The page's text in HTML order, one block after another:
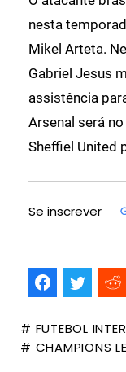
nesta
Mikel Arteta.
Gabriel Jesus
assistência
Arsenal será
Sheffiel United
Se inscrever
# FUTEBOL
# CHAMPIONS